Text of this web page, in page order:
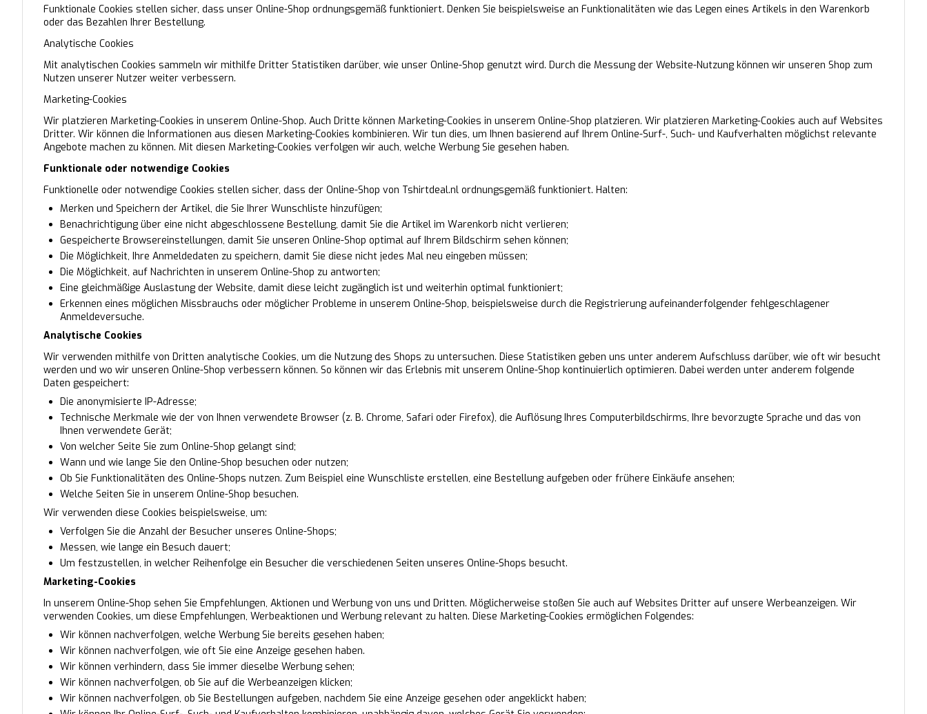
Funktionale Cookies stellen sicher, dass unser Online-Shop ordnungsgemäß funktioniert. Denken Sie beispielsweise an Funktionalitäten wie das Legen eines Artikels in den Warenkorb
oder das Bezahlen Ihrer Bestellung.
Analytische Cookies
Mit analytischen Cookies sammeln wir mithilfe Dritter Statistiken darüber, wie unser Online-Shop genutzt wird. Durch die Messung der Website-Nutzung können wir unseren Shop zum
Nutzen unserer Nutzer weiter verbessern.
Marketing-Cookies
Wir platzieren Marketing-Cookies in unserem Online-Shop. Auch Dritte können Marketing-Cookies in unserem Online-Shop platzieren. Wir platzieren Marketing-Cookies auch auf Websites
Dritter. Wir können die Informationen aus diesen Marketing-Cookies kombinieren. Wir tun dies, um Ihnen basierend auf Ihrem Online-Surf-, Such- und Kaufverhalten möglichst relevante
Angebote machen zu können. Mit diesen Marketing-Cookies verfolgen wir auch, welche Werbung Sie gesehen haben.
Funktionale oder notwendige Cookies
Funktionelle oder notwendige Cookies stellen sicher, dass der Online-Shop von Tshirtdeal.nl ordnungsgemäß funktioniert. Halten:
Merken und Speichern der Artikel, die Sie Ihrer Wunschliste hinzufügen;
Benachrichtigung über eine nicht abgeschlossene Bestellung, damit Sie die Artikel im Warenkorb nicht verlieren;
Gespeicherte Browsereinstellungen, damit Sie unseren Online-Shop optimal auf Ihrem Bildschirm sehen können;
Die Möglichkeit, Ihre Anmeldedaten zu speichern, damit Sie diese nicht jedes Mal neu eingeben müssen;
Die Möglichkeit, auf Nachrichten in unserem Online-Shop zu antworten;
Eine gleichmäßige Auslastung der Website, damit diese leicht zugänglich ist und weiterhin optimal funktioniert;
Erkennen eines möglichen Missbrauchs oder möglicher Probleme in unserem Online-Shop, beispielsweise durch die Registrierung aufeinanderfolgender fehlgeschlagener
Anmeldeversuche.
Analytische Cookies
Wir verwenden mithilfe von Dritten analytische Cookies, um die Nutzung des Shops zu untersuchen. Diese Statistiken geben uns unter anderem Aufschluss darüber, wie oft wir besucht
werden und wo wir unseren Online-Shop verbessern können. So können wir das Erlebnis mit unserem Online-Shop kontinuierlich optimieren. Dabei werden unter anderem folgende
Daten gespeichert:
Die anonymisierte IP-Adresse;
Technische Merkmale wie der von Ihnen verwendete Browser (z. B. Chrome, Safari oder Firefox), die Auflösung Ihres Computerbildschirms, Ihre bevorzugte Sprache und das von
Ihnen verwendete Gerät;
Von welcher Seite Sie zum Online-Shop gelangt sind;
Wann und wie lange Sie den Online-Shop besuchen oder nutzen;
Ob Sie Funktionalitäten des Online-Shops nutzen. Zum Beispiel eine Wunschliste erstellen, eine Bestellung aufgeben oder frühere Einkäufe ansehen;
Welche Seiten Sie in unserem Online-Shop besuchen.
Wir verwenden diese Cookies beispielsweise, um:
Verfolgen Sie die Anzahl der Besucher unseres Online-Shops;
Messen, wie lange ein Besuch dauert;
Um festzustellen, in welcher Reihenfolge ein Besucher die verschiedenen Seiten unseres Online-Shops besucht.
Marketing-Cookies
In unserem Online-Shop sehen Sie Empfehlungen, Aktionen und Werbung von uns und Dritten. Möglicherweise stoßen Sie auch auf Websites Dritter auf unsere Werbeanzeigen. Wir
verwenden Cookies, um diese Empfehlungen, Werbeaktionen und Werbung relevant zu halten. Diese Marketing-Cookies ermöglichen Folgendes:
Wir können nachverfolgen, welche Werbung Sie bereits gesehen haben;
Wir können nachverfolgen, wie oft Sie eine Anzeige gesehen haben.
Wir können verhindern, dass Sie immer dieselbe Werbung sehen;
Wir können nachverfolgen, ob Sie auf die Werbeanzeigen klicken;
Wir können nachverfolgen, ob Sie Bestellungen aufgeben, nachdem Sie eine Anzeige gesehen oder angeklickt haben;